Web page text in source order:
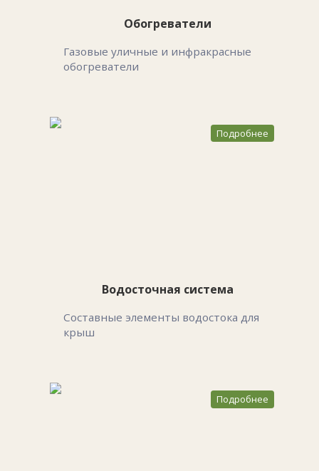
Обогреватели
Газовые уличные и инфракрасные
обогреватели
Подробнее
Водосточная система
Составные элементы водостока для
крыш
Подробнее